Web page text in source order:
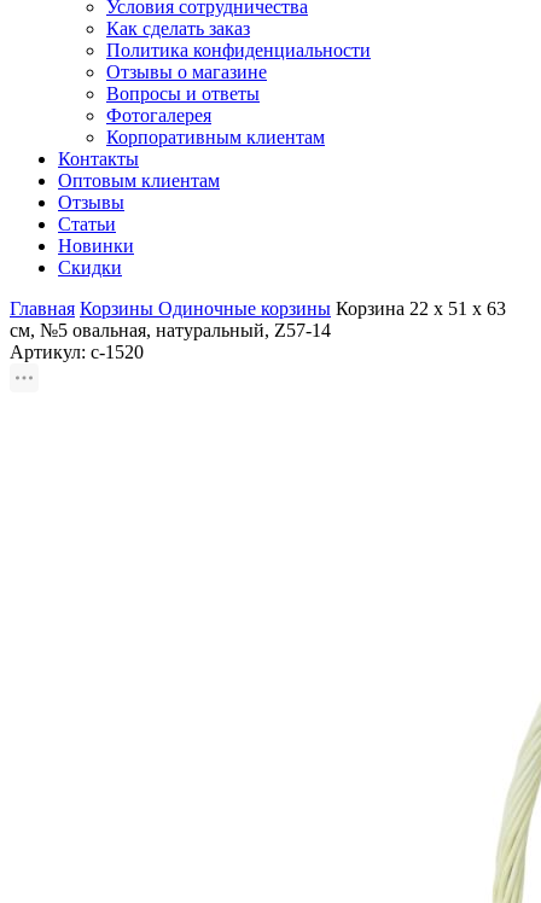
Условия сотрудничества
Как сделать заказ
Политика конфиденциальности
Отзывы о магазине
Вопросы и ответы
Фотогалерея
Корпоративным клиентам
Контакты
Оптовым клиентам
Отзывы
Статьи
Новинки
Скидки
Главная Корзины Одиночные корзины Корзина 22 х 51 х 63
см, №5 овальная, натуральный, Z57-14
Артикул: с-1520